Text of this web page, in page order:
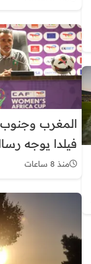
دائم
المغرب وجنوب
فيلدا يوجه
قبل ربع
منذ 8 ساعات